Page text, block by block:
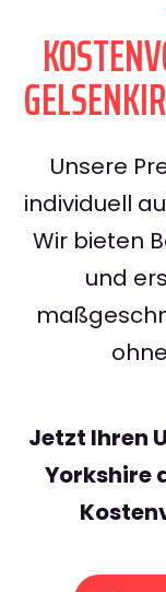
Unsere
individuell
Wir bieten
und
Jetzt Ihren
Yorkshire